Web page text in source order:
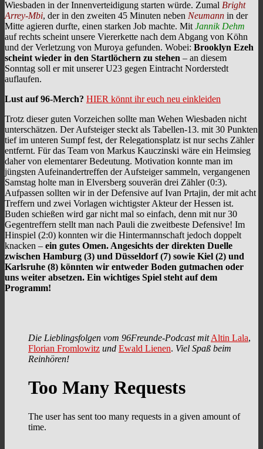
Wiesbaden in der Innenverteidigung starten würde. Zumal Bright
Arrey-Mbi, der in den zweiten 45 Minuten neben Neumann in der
Mitte agieren durfte, einen starken Job machte. Mit Jannik Dehm
auf rechts scheint unsere Viererkette nach dem Abgang von Köhn
und der Verletzung von Muroya gefunden. Wobei: Brooklyn Ezeh
scheint wieder in den Startlöchern zu stehen – an diesem
Sonntag soll er mit unserer U23 gegen Eintracht Norderstedt
auflaufen.
Lust auf 96-Merch? HIER könnt ihr euch neu einkleiden
Trotz dieser guten Vorzeichen sollte man Wehen Wiesbaden nicht
unterschätzen. Der Aufsteiger steckt als Tabellen-13. mit 30 Punkten
tief im unteren Sumpf fest, der Relegationsplatz ist nur sechs Zähler
entfernt. Für das Team von Markus Kauczinski wäre ein Heimsieg
daher von elementarer Bedeutung. Motivation konnte man im
jüngsten Aufeinandertreffen der Aufsteiger sammeln, vergangenen
Samstag holte man in Elversberg souverän drei Zähler (0:3).
Aufpassen sollten wir in der Defensive auf Ivan Prtajin, der mit acht
Treffern und zwei Vorlagen wichtigster Akteur der Hessen ist.
Buden schießen wird gar nicht mal so einfach, denn mit nur 30
Gegentreffern stellt man nach Pauli die zweitbeste Defensive! Im
Hinspiel (2:0) konnten wir die Hintermannschaft jedoch doppelt
knacken – ein gutes Omen. Angesichts der direkten Duelle
zwischen Hamburg (3) und Düsseldorf (7) sowie Kiel (2) und
Karlsruhe (8) könnten wir entweder Boden gutmachen oder
uns weiter absetzen. Ein wichtiges Spiel steht auf dem
Programm!
Die Lieblingsfolgen vom 96Freunde-Podcast mit Altin Lala,
Florian Fromlowitz und Ewald Lienen. Viel Spaß beim
Reinhören!